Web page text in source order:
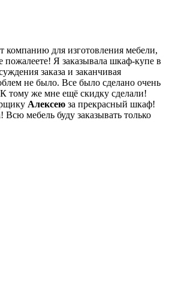
компанию для изготовления мебели,
Я заказывала шкаф-купе в
заказа и заканчивая
не было. Все было сделано очень
тому же мне ещё скидку сделали!
Алексею за прекрасный шкаф!
Всю мебель буду заказывать только